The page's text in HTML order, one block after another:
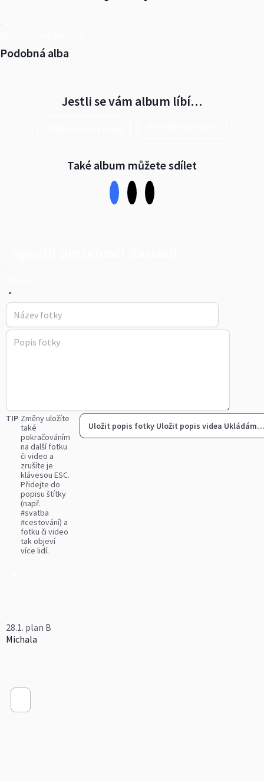
Podobná alba
Jestli se vám album líbí…
Také album můžete sdílet
•
TIP Změny uložíte
také
pokračováním
na další fotku
či video a
zrušíte je
klávesou ESC.
Přidejte do
popisu štítky
(např.
#svatba
#cestování) a
fotku či video
tak objeví
více lidí.
Uložit popis fotky Uložit popis videa
28.1. plan B
Michala